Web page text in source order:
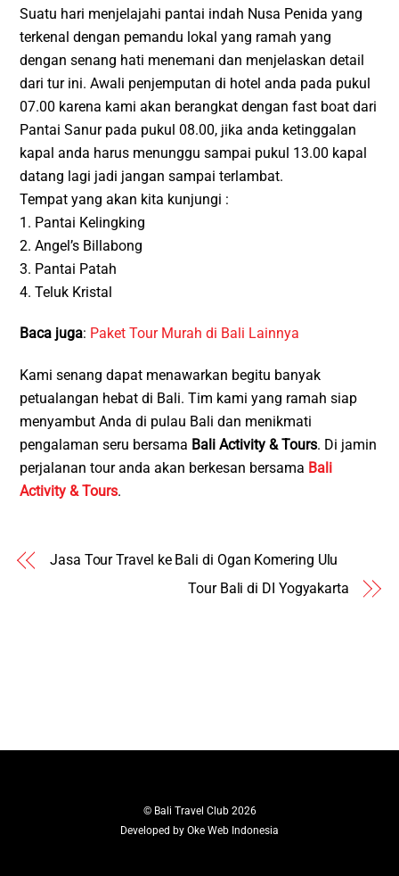
Suatu hari menjelajahi pantai indah Nusa Penida yang
terkenal dengan pemandu lokal yang ramah yang
dengan senang hati menemani dan menjelaskan detail
dari tur ini. Awali penjemputan di hotel anda pada pukul
07.00 karena kami akan berangkat dengan fast boat dari
Pantai Sanur pada pukul 08.00, jika anda ketinggalan
kapal anda harus menunggu sampai pukul 13.00 kapal
datang lagi jadi jangan sampai terlambat.
Tempat yang akan kita kunjungi :
1. Pantai Kelingking
2. Angel’s Billabong
3. Pantai Patah
4. Teluk Kristal
Baca juga: Paket Tour Murah di Bali Lainnya
Kami senang dapat menawarkan begitu banyak
petualangan hebat di Bali. Tim kami yang ramah siap
menyambut Anda di pulau Bali dan menikmati
pengalaman seru bersama Bali Activity & Tours. Di jamin
perjalanan tour anda akan berkesan bersama Bali
Activity & Tours.
Jasa Tour Travel ke Bali di Ogan Komering Ulu
Tour Bali di DI Yogyakarta
© Bali Travel Club2026
Developed by Oke Web Indonesia